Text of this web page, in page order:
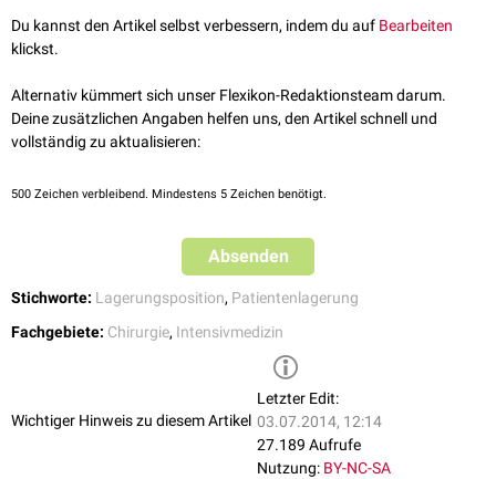
Asthmaanfall (zur Unterstützung derAtemhilfsmuskulatur)
größere
Hitzschlag
verschiedeneOperationen(z.B.Schultergelenksarthroskopie
Du kannst den Artikel selbst verbessern, indem du auf Bearbeiten
klickst.
Alternativ kümmert sich unser Flexikon-Redaktionsteam darum.
Deine zusätzlichen Angaben helfen uns, den Artikel schnell und
vollständig zu aktualisieren:
500 Zeichen verbleibend. Mindestens 5 Zeichen benötigt.
Absenden
Stichworte: Lagerungsposition, Patientenlagerung
Fachgebiete: Chirurgie, Intensivmedizin
Wichtiger Hinweis zu diesem Artikel
Letzter Edit:
03.07.2014, 12:14
27.189 Aufrufe
Nutzung: BY-NC-SA